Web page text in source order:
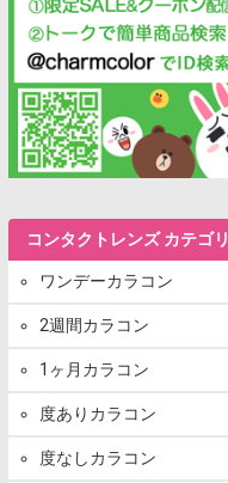
コンタクトレンズ カテゴリ
ワンデーカラコン
2週間カラコン
1ヶ月カラコン
度ありカラコン
度なしカラコン